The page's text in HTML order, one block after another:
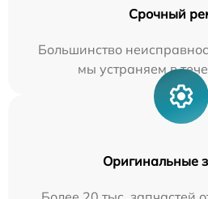
Срочный
Большинство
мы устраняем в
Оригинальные